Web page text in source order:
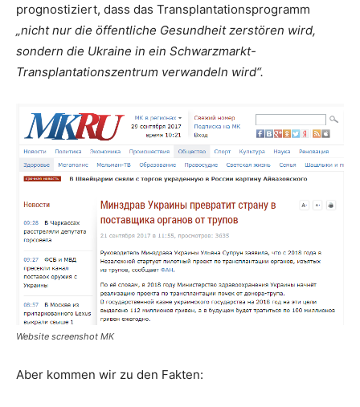
prognostiziert, dass das Transplantationsprogramm
„nicht nur die öffentliche Gesundheit zerstören wird,
sondern die Ukraine in ein Schwarzmarkt-
Transplantationszentrum verwandeln wird“.
Website screenshot МК
Aber kommen wir zu den Fakten: